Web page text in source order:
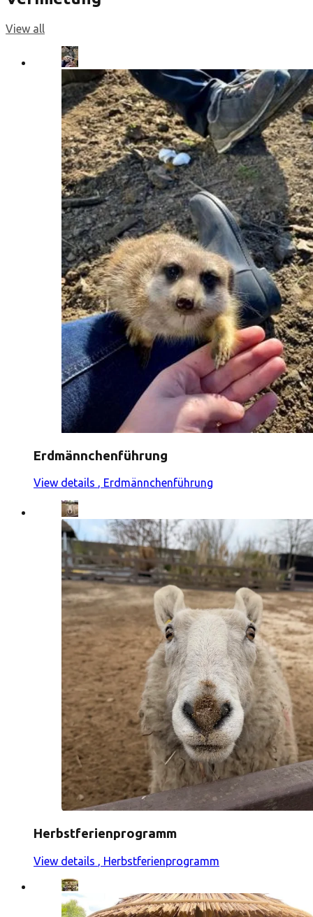
View all
Erdmännchenführung
View details , Erdmännchenführung
Herbstferienprogramm
View details , Herbstferienprogramm